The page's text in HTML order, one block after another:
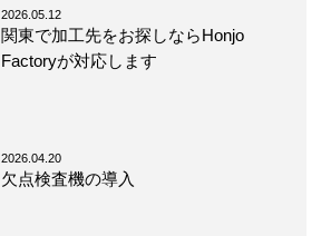
2026.05.12
関東で加工先をお探しならHonjo
Factoryが対応します
2026.04.20
欠点検査機の導入